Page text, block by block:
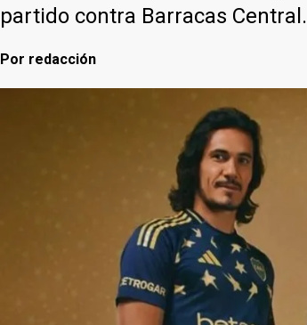
partido contra Barracas Central.
Por redacción